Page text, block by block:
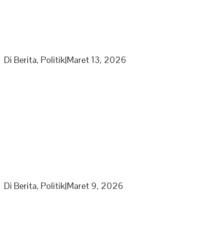
Di Berita, Politik|Maret 13, 2026
Di Berita, Politik|Maret 9, 2026